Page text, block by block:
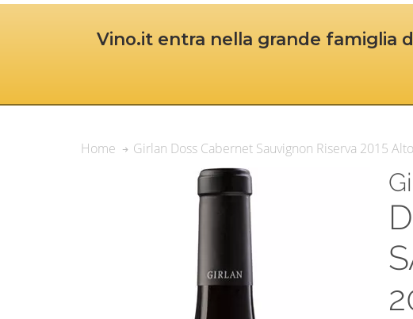
Vino.it entra nella grande famiglia
Home Girlan Doss Cabernet Sauvignon Riserva 2015